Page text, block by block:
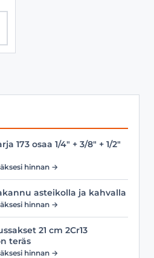
173 osaa 1/4" + 3/8" + 1/2"
hinnan →
asteikolla ja kahvalla
hinnan →
21 cm 2Cr13
teräs
hinnan →